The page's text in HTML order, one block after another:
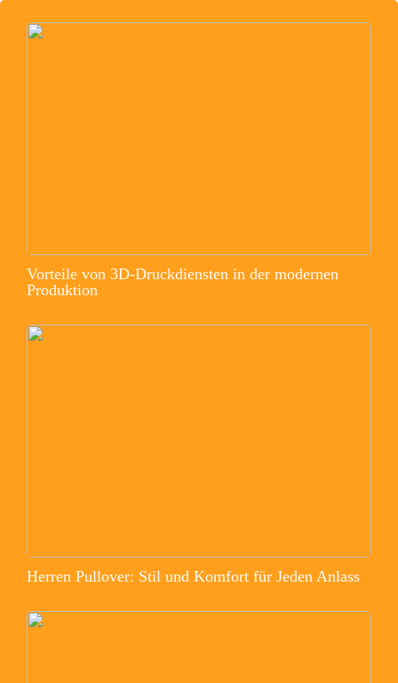
Vorteile von 3D-Druckdiensten in der modernen
Produktion
Herren Pullover: Stil und Komfort für Jeden Anlass